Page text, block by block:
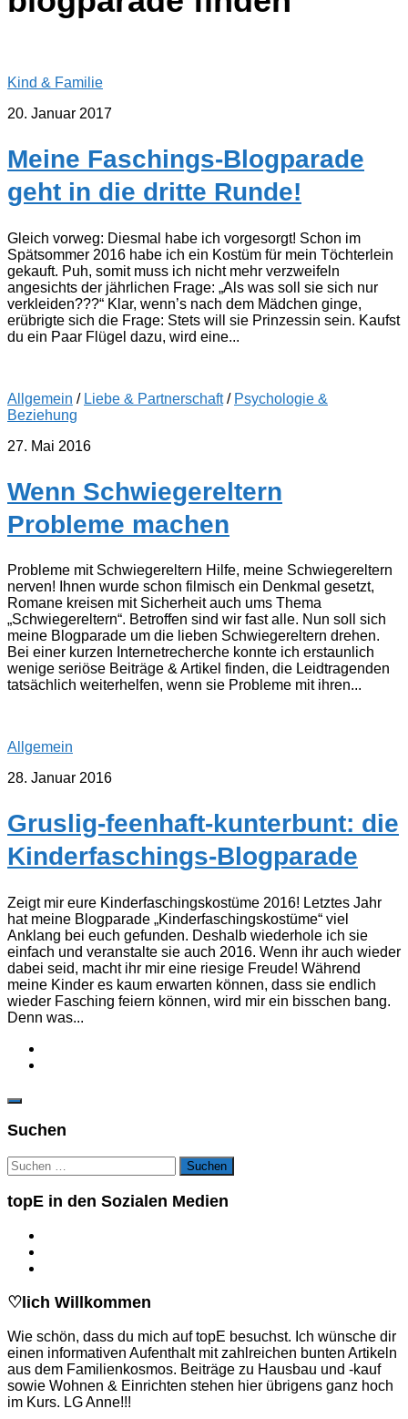
Kind & Familie
20. Januar 2017
Meine Faschings-Blogparade
geht in die dritte Runde!
Gleich vorweg: Diesmal habe ich vorgesorgt! Schon im
Spätsommer 2016 habe ich ein Kostüm für mein Töchterlein
gekauft. Puh, somit muss ich nicht mehr verzweifeln
angesichts der jährlichen Frage: „Als was soll sie sich nur
verkleiden???“ Klar, wenn’s nach dem Mädchen ginge,
erübrigte sich die Frage: Stets will sie Prinzessin sein. Kaufst
du ein Paar Flügel dazu, wird eine...
Allgemein / Liebe & Partnerschaft/ Psychologie &
Beziehung
27. Mai 2016
Wenn Schwiegereltern
Probleme machen
Probleme mit Schwiegereltern Hilfe, meine Schwiegereltern
nerven! Ihnen wurde schon filmisch ein Denkmal gesetzt,
Romane kreisen mit Sicherheit auch ums Thema
„Schwiegereltern“. Betroffen sind wir fast alle. Nun soll sich
meine Blogparade um die lieben Schwiegereltern drehen.
Bei einer kurzen Internetrecherche konnte ich erstaunlich
wenige seriöse Beiträge & Artikel finden, die Leidtragenden
tatsächlich weiterhelfen, wenn sie Probleme mit ihren...
Allgemein
28. Januar 2016
Gruslig-feenhaft-kunterbunt: die
Kinderfaschings-Blogparade
Zeigt mir eure Kinderfaschingskostüme 2016! Letztes Jahr
hat meine Blogparade „Kinderfaschingskostüme“ viel
Anklang bei euch gefunden. Deshalb wiederhole ich sie
einfach und veranstalte sie auch 2016. Wenn ihr auch wieder
dabei seid, macht ihr mir eine riesige Freude! Während
meine Kinder es kaum erwarten können, dass sie endlich
wieder Fasching feiern können, wird mir ein bisschen bang.
Denn was...
Suchen
Suchen
nach:
topE in den Sozialen Medien
♡lich Willkommen
Wie schön, dass du mich auf topE besuchst. Ich wünsche dir
einen informativen Aufenthalt mit zahlreichen bunten Artikeln
aus dem Familienkosmos. Beiträge zu Hausbau und -kauf
sowie Wohnen & Einrichten stehen hier übrigens ganz hoch
im Kurs. LG Anne!!!